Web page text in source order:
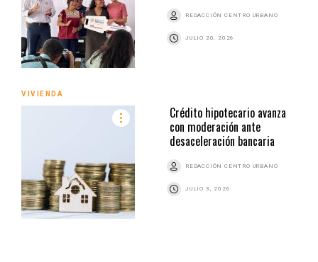
REDACCIÓN CENTRO URBANO
JULIO 20, 2026
VIVIENDA
Crédito hipotecario avanza
con moderación ante
desaceleración bancaria
REDACCIÓN CENTRO URBANO
JULIO 3, 2026